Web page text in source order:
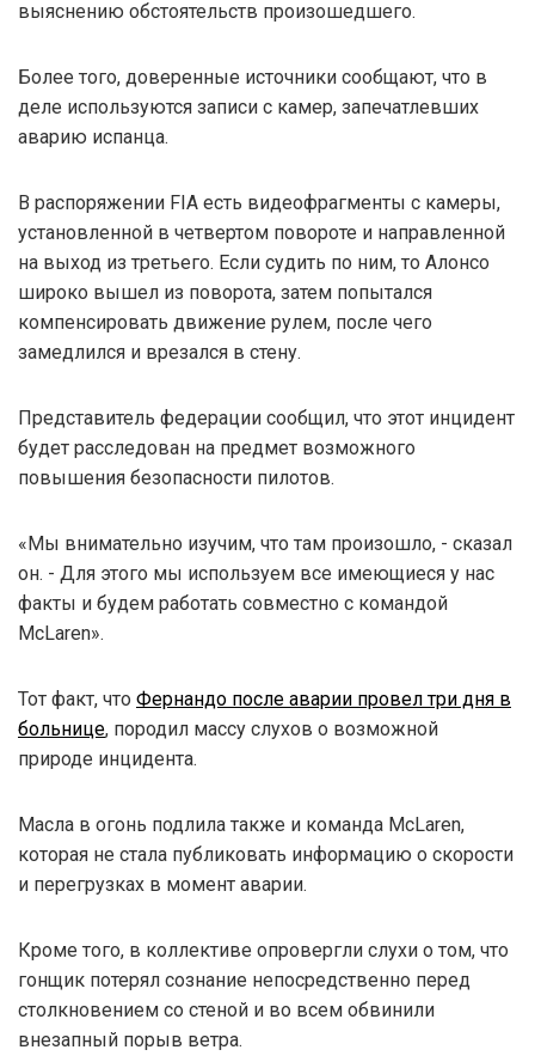
выяснению обстоятельств произошедшего.
Более того, доверенные источники сообщают, что в
деле используются записи с камер, запечатлевших
аварию испанца.
В распоряжении FIA есть видеофрагменты с камеры,
установленной в четвертом повороте и направленной
на выход из третьего. Если судить по ним, то Алонсо
широко вышел из поворота, затем попытался
компенсировать движение рулем, после чего
замедлился и врезался в стену.
Представитель федерации сообщил, что этот инцидент
будет расследован на предмет возможного
повышения безопасности пилотов.
«Мы внимательно изучим, что там произошло, - сказал
он. - Для этого мы используем все имеющиеся у нас
факты и будем работать совместно с командой
McLaren».
Тот факт, что Фернандо после аварии провел три дня в
больнице, породил массу слухов о возможной
природе инцидента.
Масла в огонь подлила также и команда McLaren,
которая не стала публиковать информацию о скорости
и перегрузках в момент аварии.
Кроме того, в коллективе опровергли слухи о том, что
гонщик потерял сознание непосредственно перед
столкновением со стеной и во всем обвинили
внезапный порыв ветра.